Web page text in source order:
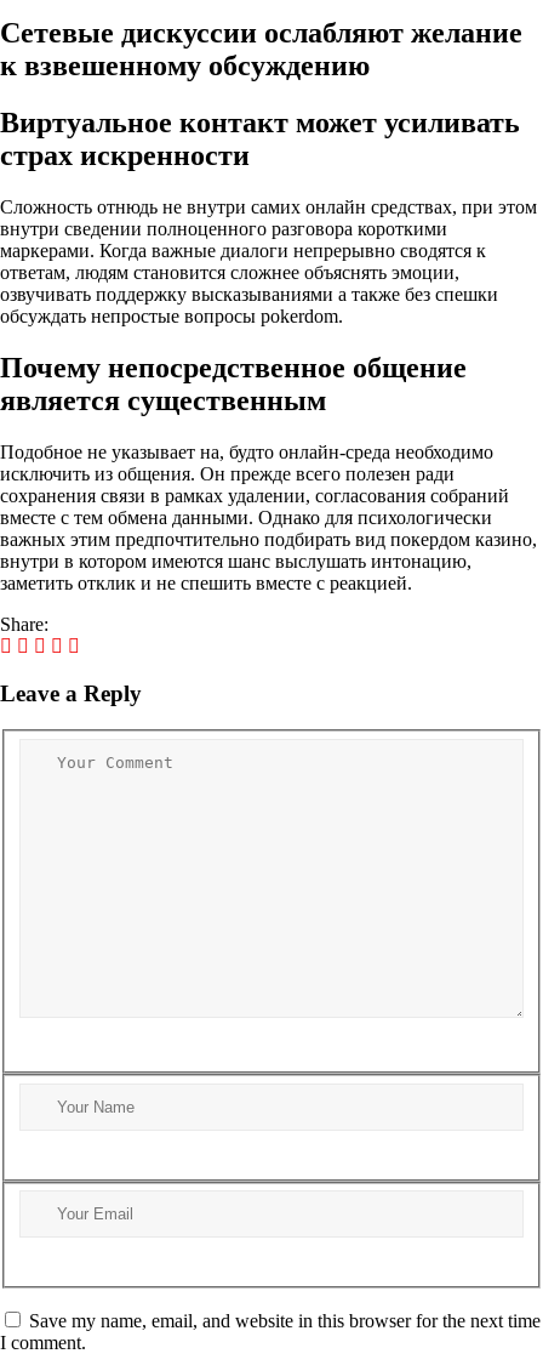
Сетевые дискуссии ослабляют желание
к взвешенному обсуждению
Виртуальное контакт может усиливать
страх искренности
Сложность отнюдь не внутри самих онлайн средствах, при этом
внутри сведении полноценного разговора короткими
маркерами. Когда важные диалоги непрерывно сводятся к
ответам, людям становится сложнее объяснять эмоции,
озвучивать поддержку высказываниями а также без спешки
обсуждать непростые вопросы pokerdom.
Почему непосредственное общение
является существенным
Подобное не указывает на, будто онлайн-среда необходимо
исключить из общения. Он прежде всего полезен ради
сохранения связи в рамках удалении, согласования собраний
вместе с тем обмена данными. Однако для психологически
важных этим предпочтительно подбирать вид покердом казино,
внутри в котором имеются шанс выслушать интонацию,
заметить отклик и не спешить вместе с реакцией.
Share:
Leave a Reply
Save my name, email, and website in this browser for the next time
I comment.